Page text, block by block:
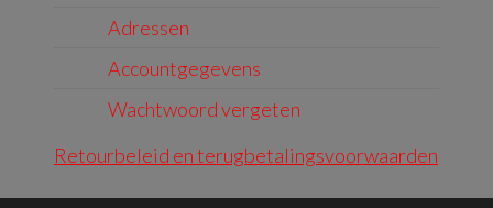
Adressen
Accountgegevens
Wachtwoord vergeten
Retourbeleid en terugbetalingsvoorwaarden